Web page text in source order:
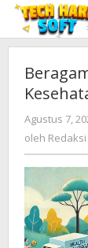
Lewati
konten
Agustus 7,
oleh